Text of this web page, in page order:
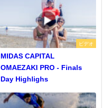
ビデオ
MIDAS CAPITAL
OMAEZAKI PRO - Finals
Day Highlighs